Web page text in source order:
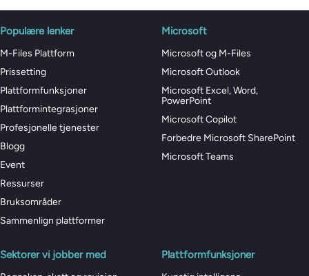
Populære lenker
M-Files Plattform
Prissetting
Plattformfunksjoner
Plattformintegrasjoner
Profesjonelle tjenester
Blogg
Event
Ressurser
Bruksområder
Sammenlign plattformer
Microsoft
Microsoft og M-Files
Microsoft Outlook
Microsoft Excel, Word,
PowerPoint
Microsoft Copilot
Forbedre Microsoft SharePoint
Microsoft Teams
Sektorer vi jobber med Plattformfunksjoner